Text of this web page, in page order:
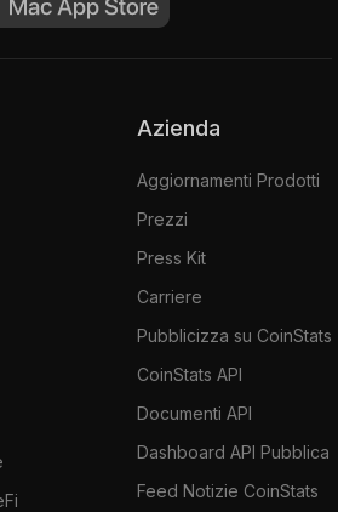
Azienda
Aggiornamenti Prodotti
Prezzi
Press Kit
Carriere
Pubblicizza su CoinStats
CoinStats API
Documenti API
Dashboard API Pubblica
Feed Notizie CoinStats